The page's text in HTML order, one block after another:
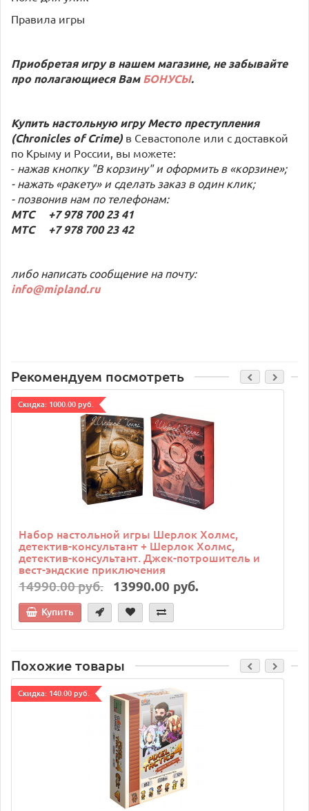
Правила игры
Приобретая игру в нашем магазине, не забывайте
про полагающиеся ВамБОНУСЫ.
Купить настольную игру Место преступления
(Chronicles of Crime) в Севастополе или с доставкой
по Крыму и России, вы можете:
- нажав кнопку "В корзину" и оформить в «корзине»;
- нажать «ракету» и сделать заказ в один клик;
- позвонив нам по телефонам:
МТС +7 978 700 23 41
МТС +7 978 700 23 42
либо написать сообщение на почту:
info@mipland.ru
Рекомендуем посмотреть
Cкидка: 1000.00 руб.
Набор настольной игры Шерлок Холмс,
детектив-консультант + Шерлок Холмс,
детектив-консультант. Джек-потрошитель и
вест-эндские приключения
14990.00 руб. 13990.00 руб.
Купить
Похожие товары
Cкидка: 140.00 руб.